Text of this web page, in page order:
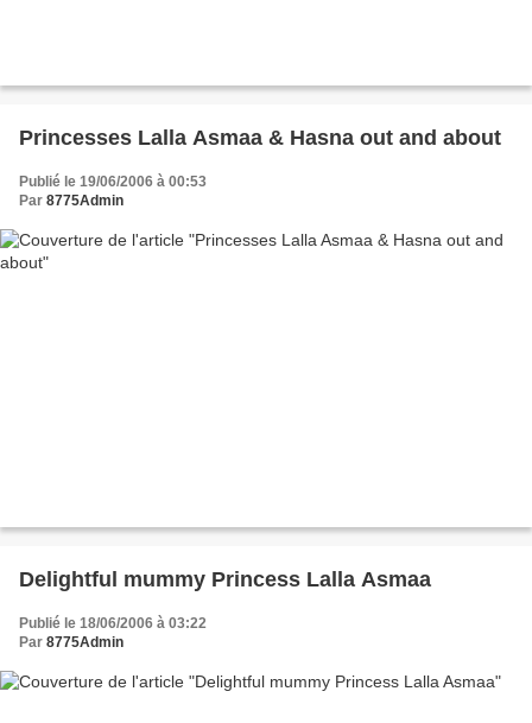
Princesses Lalla Asmaa & Hasna out and about
Publié le 19/06/2006 à 00:53
Par 8775Admin
Delightful mummy Princess Lalla Asmaa
Publié le 18/06/2006 à 03:22
Par 8775Admin